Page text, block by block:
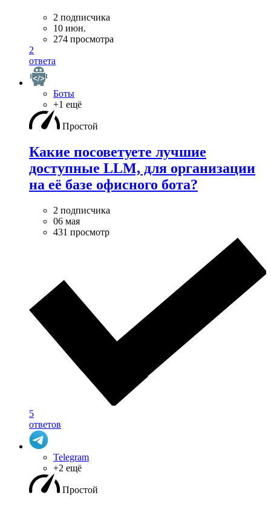
2 подписчика
10 июн.
274 просмотра
2
ответа
Боты
+1 ещё
Простой
Какие посоветуете лучшие
доступные LLM, для организации
на её базе офисного бота?
2 подписчика
06 мая
431 просмотр
5
ответов
Telegram
+2 ещё
Простой